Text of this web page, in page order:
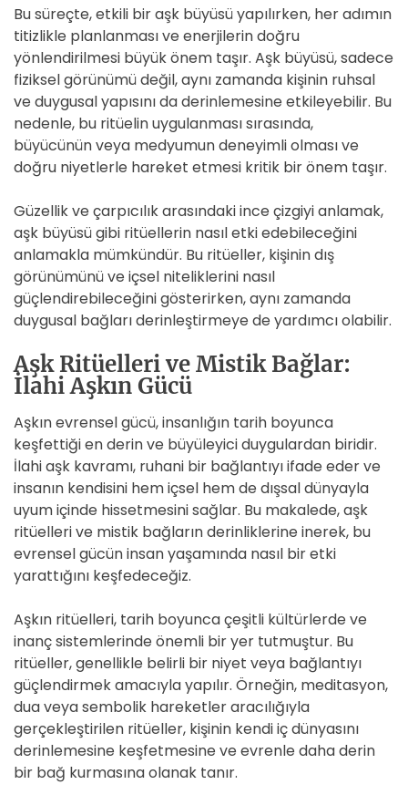
Bu süreçte, etkili bir aşk büyüsü yapılırken, her adımın
titizlikle planlanması ve enerjilerin doğru
yönlendirilmesi büyük önem taşır. Aşk büyüsü, sadece
fiziksel görünümü değil, aynı zamanda kişinin ruhsal
ve duygusal yapısını da derinlemesine etkileyebilir. Bu
nedenle, bu ritüelin uygulanması sırasında,
büyücünün veya medyumun deneyimli olması ve
doğru niyetlerle hareket etmesi kritik bir önem taşır.
Güzellik ve çarpıcılık arasındaki ince çizgiyi anlamak,
aşk büyüsü gibi ritüellerin nasıl etki edebileceğini
anlamakla mümkündür. Bu ritüeller, kişinin dış
görünümünü ve içsel niteliklerini nasıl
güçlendirebileceğini gösterirken, aynı zamanda
duygusal bağları derinleştirmeye de yardımcı olabilir.
Aşk Ritüelleri ve Mistik Bağlar:
İlahi Aşkın Gücü
Aşkın evrensel gücü, insanlığın tarih boyunca
keşfettiği en derin ve büyüleyici duygulardan biridir.
İlahi aşk kavramı, ruhani bir bağlantıyı ifade eder ve
insanın kendisini hem içsel hem de dışsal dünyayla
uyum içinde hissetmesini sağlar. Bu makalede, aşk
ritüelleri ve mistik bağların derinliklerine inerek, bu
evrensel gücün insan yaşamında nasıl bir etki
yarattığını keşfedeceğiz.
Aşkın ritüelleri, tarih boyunca çeşitli kültürlerde ve
inanç sistemlerinde önemli bir yer tutmuştur. Bu
ritüeller, genellikle belirli bir niyet veya bağlantıyı
güçlendirmek amacıyla yapılır. Örneğin, meditasyon,
dua veya sembolik hareketler aracılığıyla
gerçekleştirilen ritüeller, kişinin kendi iç dünyasını
derinlemesine keşfetmesine ve evrenle daha derin
bir bağ kurmasına olanak tanır.